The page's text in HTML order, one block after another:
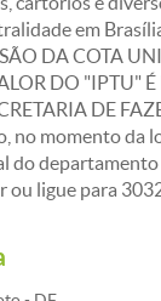
em
DA COTA
DO "IPTU"
DE
no momento da
do departamento
ou ligue para